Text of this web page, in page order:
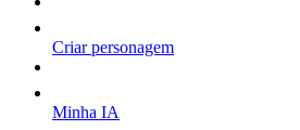
Criar personagem
Minha IA